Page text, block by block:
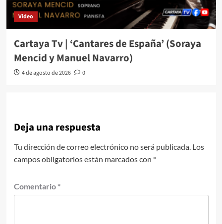
Video
Cartaya Tv | ‘Cantares de España’ (Soraya
Mencid y Manuel Navarro)
4 de agosto de 2026 0
Deja una respuesta
Tu dirección de correo electrónico no será publicada. Los
campos obligatorios están marcados con *
Comentario *